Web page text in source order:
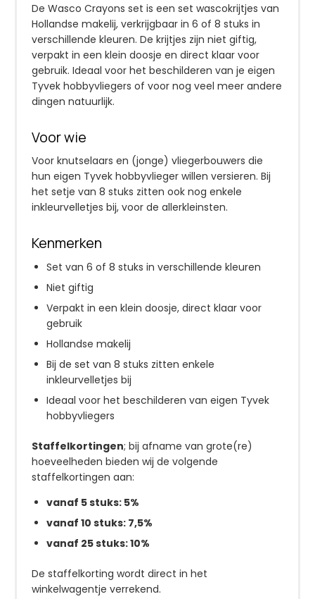
De Wasco Crayons set is een set wascokrijtjes van
Hollandse makelij, verkrijgbaar in 6 of 8 stuks in
verschillende kleuren. De krijtjes zijn niet giftig,
verpakt in een klein doosje en direct klaar voor
gebruik. Ideaal voor het beschilderen van je eigen
Tyvek hobbyvliegers of voor nog veel meer andere
dingen natuurlijk.
Voor wie
Voor knutselaars en (jonge) vliegerbouwers die
hun eigen Tyvek hobbyvlieger willen versieren. Bij
het setje van 8 stuks zitten ook nog enkele
inkleurvelletjes bij, voor de allerkleinsten.
Kenmerken
Set van 6 of 8 stuks in verschillende kleuren
Niet giftig
Verpakt in een klein doosje, direct klaar voor
gebruik
Hollandse makelij
Bij de set van 8 stuks zitten enkele
inkleurvelletjes bij
Ideaal voor het beschilderen van eigen Tyvek
hobbyvliegers
Staffelkortingen; bij afname van grote(re)
hoeveelheden bieden wij de volgende
staffelkortingen aan:
vanaf 5 stuks: 5%
vanaf 10 stuks: 7,5%
vanaf 25 stuks: 10%
De staffelkorting wordt direct in het
winkelwagentje verrekend.